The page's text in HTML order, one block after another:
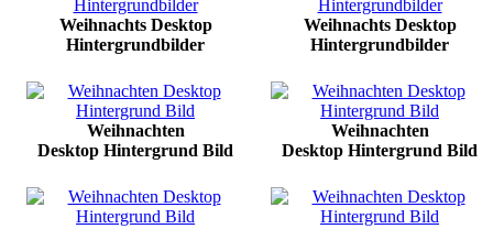
Weihnachts Desktop
Hintergrundbilder
Weihnachts Desktop
Hintergrundbilder
Weihnachten
Desktop Hintergrund Bild
Weihnachten
Desktop Hintergrund Bild